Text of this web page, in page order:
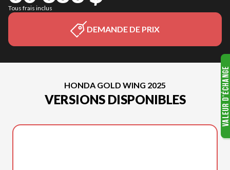
Tous frais inclus
DEMANDE DE PRIX
HONDA GOLD WING 2025
VERSIONS DISPONIBLES